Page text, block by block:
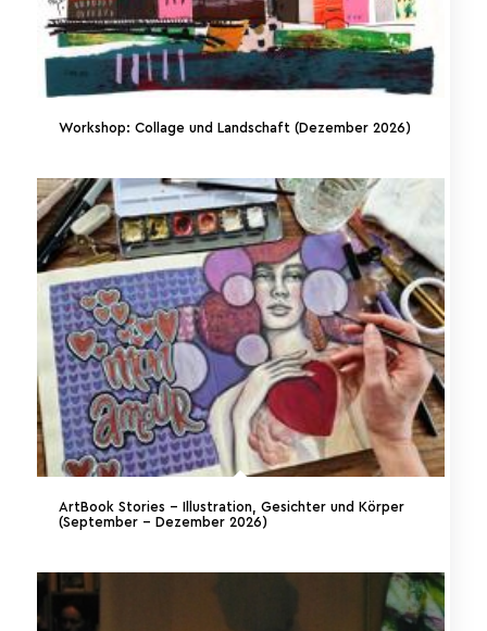
Workshop: Collage und Landschaft (Dezember 2026)
ArtBook Stories – Illustration, Gesichter und Körper
(September – Dezember 2026)